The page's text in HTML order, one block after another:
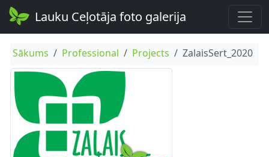
Lauku Ceļotāja foto galerija
Sākums Professional Projects ZalaisSert_2020